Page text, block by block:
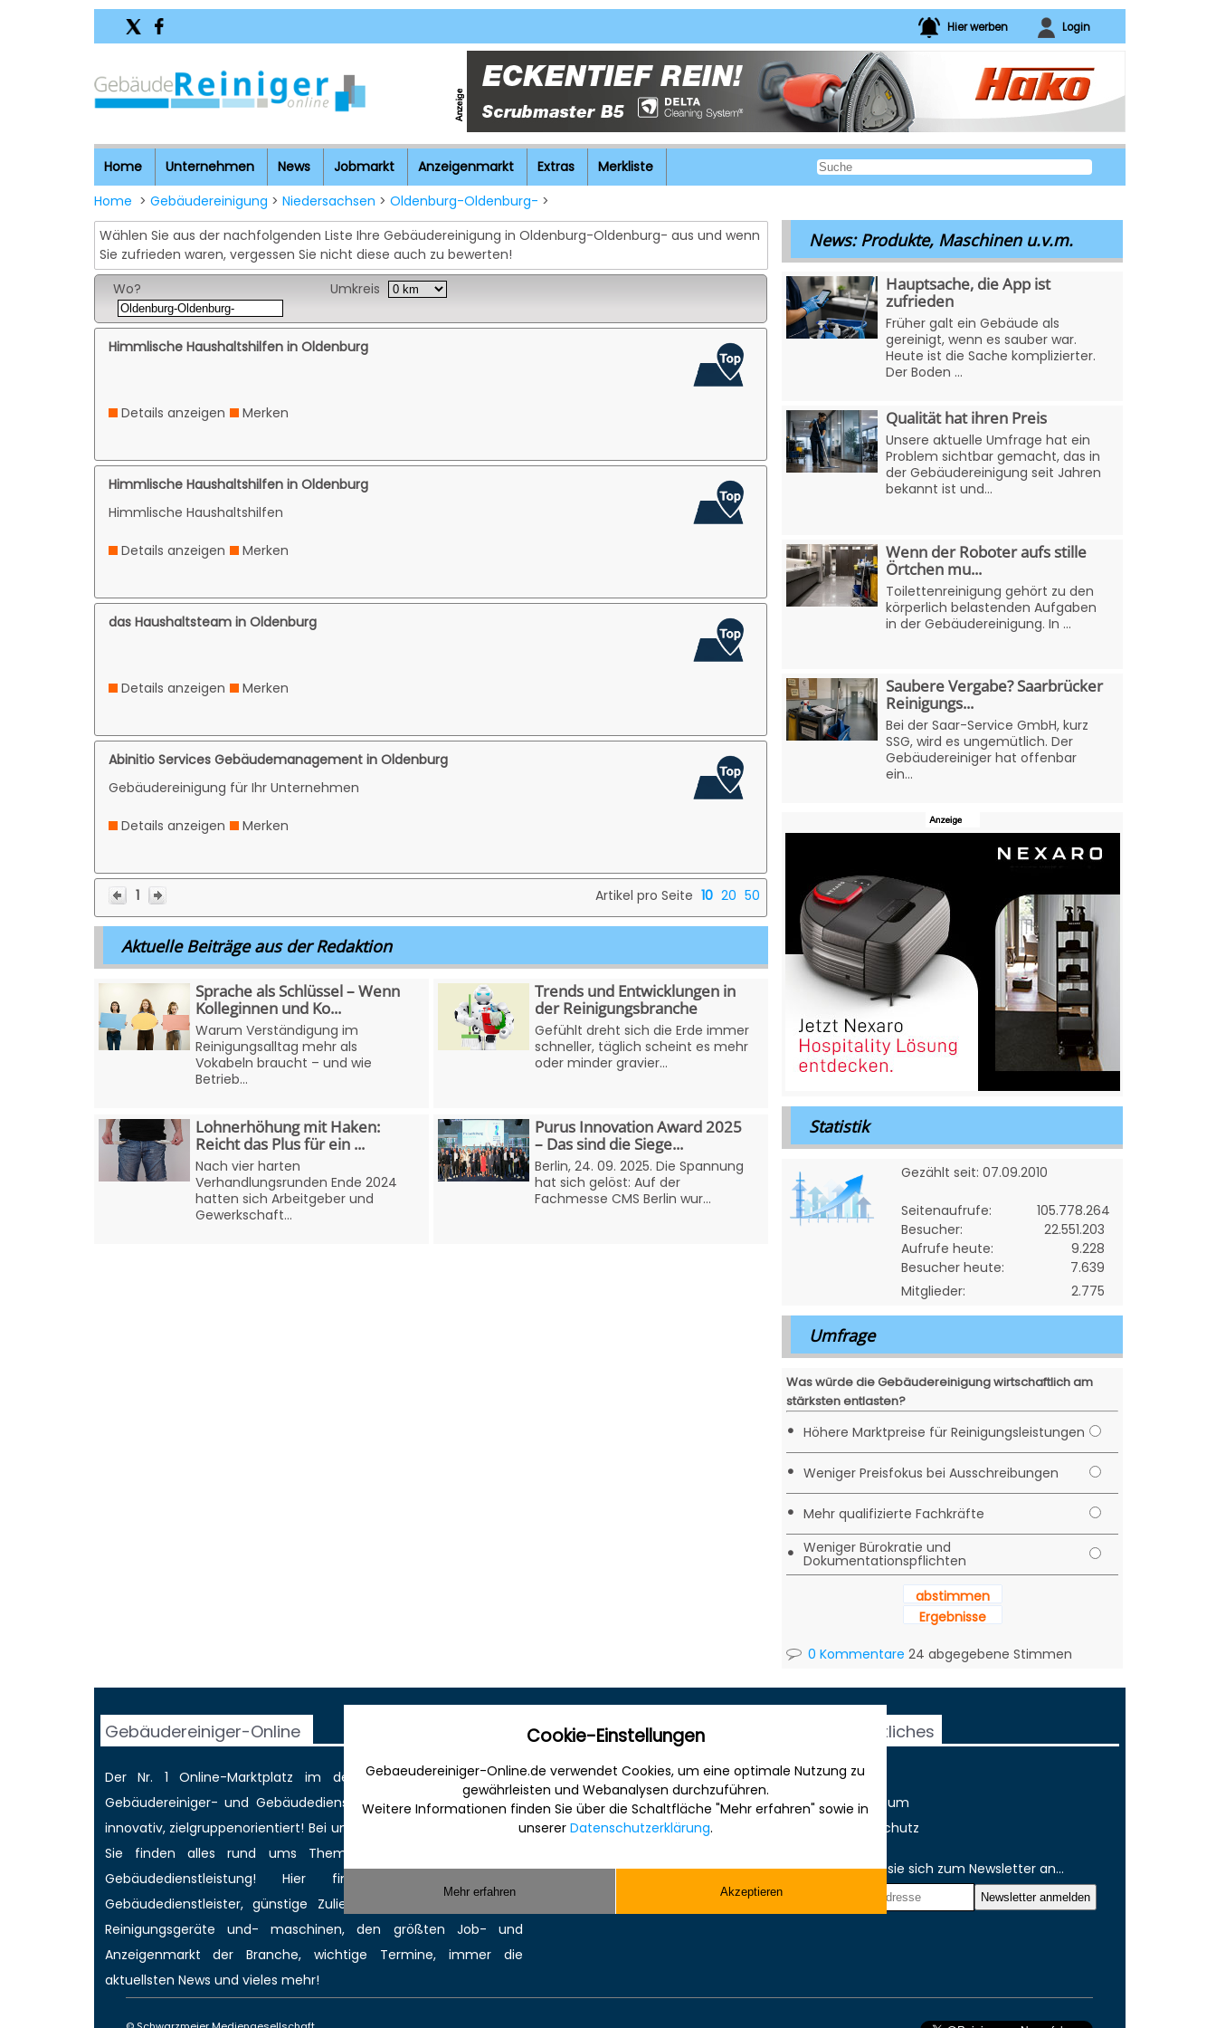
Hier werben Login
Home Unternehmen News Jobmarkt Anzeigenmarkt Extras
Merkliste
Home > Gebäudereinigung > Niedersachsen > Oldenburg-Oldenburg- >
Wählen Sie aus der nachfolgenden Liste Ihre Gebäudereinigung in Oldenburg-Oldenburg- aus und wenn
Sie zufrieden waren, vergessen Sie nicht diese auch zu bewerten!
Wo?
Umkreis
Himmlische Haushaltshilfen in Oldenburg
Details anzeigen Merken
Himmlische Haushaltshilfen in Oldenburg
Himmlische Haushaltshilfen
Details anzeigen Merken
das Haushaltsteam in Oldenburg
Details anzeigen Merken
Abinitio Services Gebäudemanagement in Oldenburg
Gebäudereinigung für Ihr Unternehmen
Details anzeigen Merken
1 Artikel pro Seite 10 20 50
Aktuelle Beiträge aus der Redaktion
Sprache als Schlüssel – Wenn
Kolleginnen und Ko...
Warum Verständigung im
Reinigungsalltag mehr als
Vokabeln braucht – und wie
Betrieb...
Trends und Entwicklungen in
der Reinigungsbranche
Gefühlt dreht sich die Erde immer
schneller, täglich scheint es mehr
oder minder gravier...
Lohnerhöhung mit Haken:
Reicht das Plus für ein ...
Nach vier harten
Verhandlungsrunden Ende 2024
hatten sich Arbeitgeber und
Gewerkschaft...
Purus Innovation Award 2025
– Das sind die Siege...
Berlin, 24. 09. 2025. Die Spannung
hat sich gelöst: Auf der
Fachmesse CMS Berlin wur...
News: Produkte, Maschinen u.v.m.
Hauptsache, die App ist
zufrieden
Früher galt ein Gebäude als
gereinigt, wenn es sauber war.
Heute ist die Sache komplizierter.
Der Boden ...
Qualität hat ihren Preis
Unsere aktuelle Umfrage hat ein
Problem sichtbar gemacht, das in
der Gebäudereinigung seit Jahren
bekannt ist und...
Wenn der Roboter aufs stille
Örtchen mu...
Toilettenreinigung gehört zu den
körperlich belastenden Aufgaben
in der Gebäudereinigung. In ...
Saubere Vergabe? Saarbrücker
Reinigungs...
Bei der Saar-Service GmbH, kurz
SSG, wird es ungemütlich. Der
Gebäudereiniger hat offenbar
ein...
Statistik
Gezählt seit: 07.09.2010
Seitenaufrufe:
105.778.264
Besucher:
22.551.203
Aufrufe heute:
9.228
Besucher heute:
7.639
Mitglieder:
2.775
Umfrage
Was würde die Gebäudereinigung wirtschaftlich am
stärksten entlasten?
• Höhere Marktpreise für Reinigungsleistungen
• Weniger Preisfokus bei Ausschreibungen
• Mehr qualifizierte Fachkräfte
• Weniger Bürokratie und
Dokumentationspflichten
abstimmen
Ergebnisse
0 Kommentare 24 abgegebene Stimmen
Gebäudereiniger-Online
Der Nr. 1 Online-Marktplatz im deutschen Internet für die
Gebäudereiniger- und Gebäudedienstleisterbranche. Informativ,
innovativ, zielgruppenorientiert! Bei uns werden Sie gefunden und
Sie finden alles rund ums Thema Gebäudereinigung bzw.
Gebäudedienstleistung! Hier finden Sie kompetente
Gebäudedienstleister, günstige Zulieferer für Reinigungsmittel,
Reinigungsgeräte und- maschinen, den größtenJob- und
Anzeigenmarkt der Branche,wichtige Termine, immer die
aktuellsten News und vieles mehr!
Sonstiges
Werbung
Musterverträge und Vorlagen
Hilfe
Rechtliches
AGB
Impressum
Datenschutz
Melden sie sich zum Newsletter an...
Cookie-Einstellungen
Gebaeudereiniger-Online.de verwendet Cookies, um eine optimale Nutzung zu
gewährleisten und Webanalysen durchzuführen.
Weitere Informationen finden Sie über die Schaltfläche "Mehr erfahren" sowie in
unserer Datenschutzerklärung.
Mehr erfahren Akzeptieren